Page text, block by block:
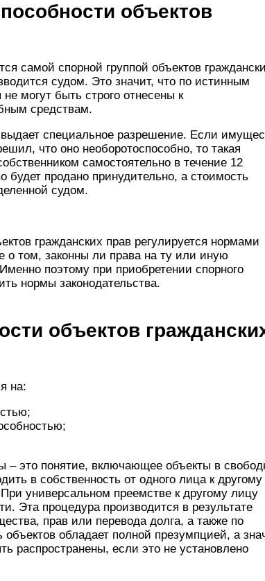
объектов
самой спорной группой объектов
судом. Это значит, что по истинным
могут быть строго отнесены к
средствам.
специальное разрешение. Если
что оно необоротоспособно, то такая
самостоятельно в течение 12
продано принудительно, а стоимость
судом.
гражданских прав регулируется нормами
о том, законны ли права на ту или иную
поэтому при приобретении спорного
нормы законодательства.
объектов
на:
– это понятие, включающее объекты в
в собственность от одного лица к другому
универсальном преемстве к другому лицу
Эта процедура производится в результате
прав или перевода долга, а также по
обладает полной презумпцией, а
распространены, если это не установлено